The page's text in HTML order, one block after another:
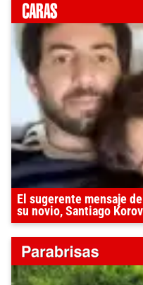
El sugerente mensaje
su novio, Santiago